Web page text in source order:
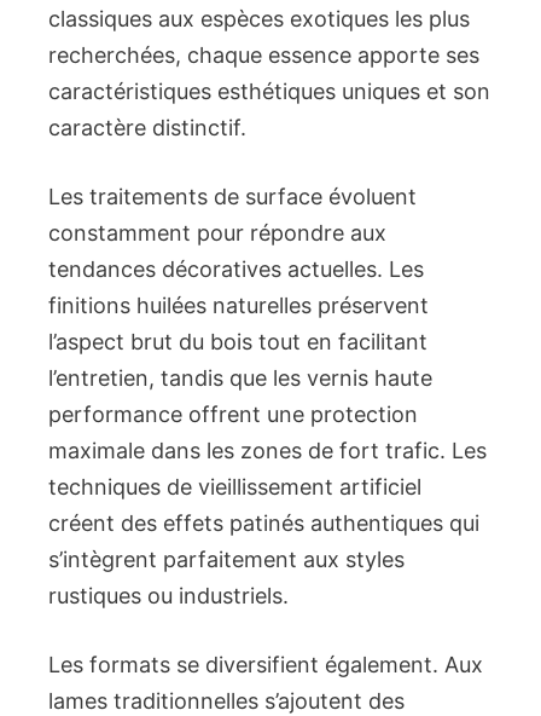
classiques aux espèces exotiques les plus
recherchées, chaque essence apporte ses
caractéristiques esthétiques uniques et son
caractère distinctif.
Les traitements de surface évoluent
constamment pour répondre aux
tendances décoratives actuelles. Les
finitions huilées naturelles préservent
l’aspect brut du bois tout en facilitant
l’entretien, tandis que les vernis haute
performance offrent une protection
maximale dans les zones de fort trafic. Les
techniques de vieillissement artificiel
créent des effets patinés authentiques qui
s’intègrent parfaitement aux styles
rustiques ou industriels.
Les formats se diversifient également. Aux
lames traditionnelles s’ajoutent des